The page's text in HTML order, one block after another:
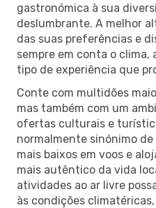
gastronómica à sua
deslumbrante. A melhor
das suas preferências e
sempre em conta o clima,
tipo de experiência que
Conte com multidões
mas também com um
ofertas culturais e
normalmente sinónimo
mais baixos em voos e
mais autêntico da vida
atividades ao ar livre
às condições